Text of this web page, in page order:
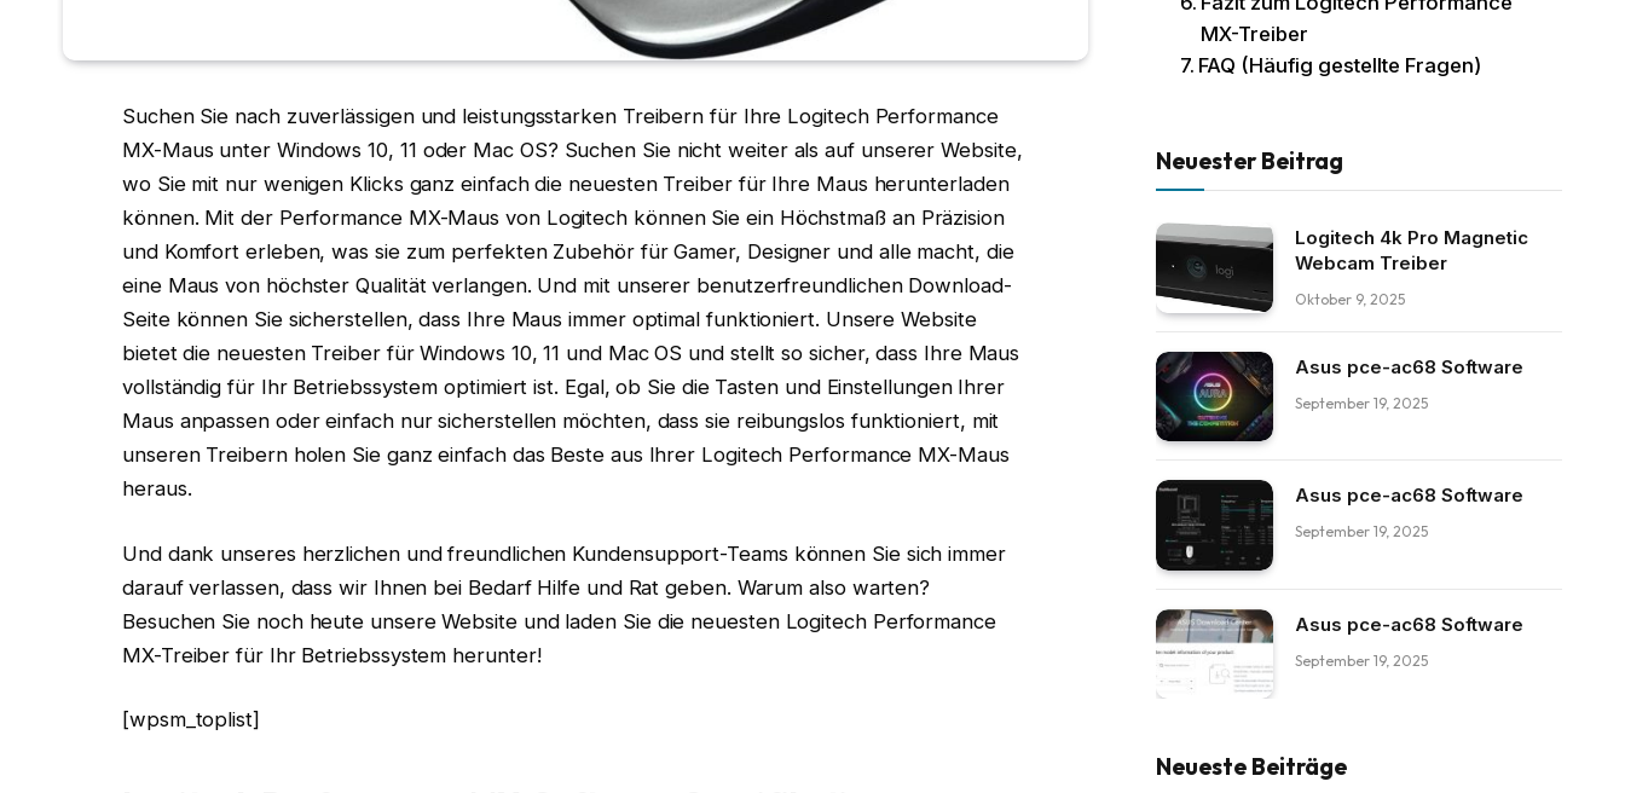
Suchen Sie nach zuverlässigen und leistungsstarken Treibern für Ihre Logitech Performance
MX-Maus unter Windows 10, 11 oder Mac OS? Suchen Sie nicht weiter als auf unserer Website,
wo Sie mit nur wenigen Klicks ganz einfach die neuesten Treiber für Ihre Maus herunterladen
können. Mit der Performance MX-Maus von Logitech können Sie ein Höchstmaß an Präzision
und Komfort erleben, was sie zum perfekten Zubehör für Gamer, Designer und alle macht, die
eine Maus von höchster Qualität verlangen. Und mit unserer benutzerfreundlichen Download-
Seite können Sie sicherstellen, dass Ihre Maus immer optimal funktioniert. Unsere Website
bietet die neuesten Treiber für Windows 10, 11 und Mac OS und stellt so sicher, dass Ihre Maus
vollständig für Ihr Betriebssystem optimiert ist. Egal, ob Sie die Tasten und Einstellungen Ihrer
Maus anpassen oder einfach nur sicherstellen möchten, dass sie reibungslos funktioniert, mit
unseren Treibern holen Sie ganz einfach das Beste aus Ihrer Logitech Performance MX-Maus
heraus.
Und dank unseres herzlichen und freundlichen Kundensupport-Teams können Sie sich immer
darauf verlassen, dass wir Ihnen bei Bedarf Hilfe und Rat geben. Warum also warten?
Besuchen Sie noch heute unsere Website und laden Sie die neuesten Logitech Performance
MX-Treiber für Ihr Betriebssystem herunter!
[wpsm_toplist]
MX-Treiber
FAQ (Häufig gestellte Fragen)
Neuester Beitrag
Logitech 4k Pro Magnetic
Webcam Treiber
Oktober 9, 2025
Asus pce-ac68 Software
September 19, 2025
Asus pce-ac68 Software
September 19, 2025
Asus pce-ac68 Software
September 19, 2025
Neueste Beiträge